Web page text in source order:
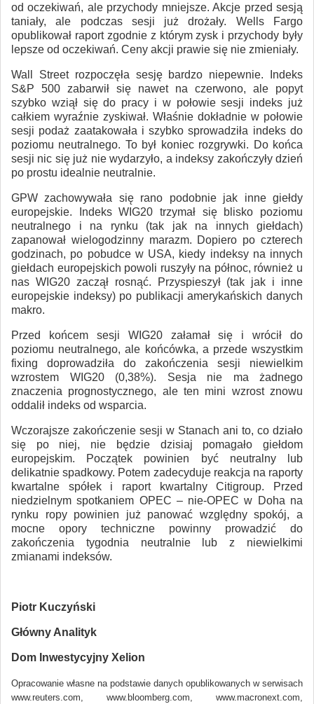
od oczekiwań, ale przychody mniejsze. Akcje przed sesją
taniały, ale podczas sesji już drożały. Wells Fargo
opublikował raport zgodnie z którym zysk i przychody były
lepsze od oczekiwań. Ceny akcji prawie się nie zmieniały.
Wall Street rozpoczęła sesję bardzo niepewnie. Indeks
S&P 500 zabarwił się nawet na czerwono, ale popyt
szybko wziął się do pracy i w połowie sesji indeks już
całkiem wyraźnie zyskiwał. Właśnie dokładnie w połowie
sesji podaż zaatakowała i szybko sprowadziła indeks do
poziomu neutralnego. To był koniec rozgrywki. Do końca
sesji nic się już nie wydarzyło, a indeksy zakończyły dzień
po prostu idealnie neutralnie.
GPW zachowywała się rano podobnie jak inne giełdy
europejskie. Indeks WIG20 trzymał się blisko poziomu
neutralnego i na rynku (tak jak na innych giełdach)
zapanował wielogodzinny marazm. Dopiero po czterech
godzinach, po pobudce w USA, kiedy indeksy na innych
giełdach europejskich powoli ruszyły na północ, również u
nas WIG20 zaczął rosnąć. Przyspieszył (tak jak i inne
europejskie indeksy) po publikacji amerykańskich danych
makro.
Przed końcem sesji WIG20 załamał się i wrócił do
poziomu neutralnego, ale końcówka, a przede wszystkim
fixing doprowadziła do zakończenia sesji niewielkim
wzrostem WIG20 (0,38%). Sesja nie ma żadnego
znaczenia prognostycznego, ale ten mini wzrost znowu
oddalił indeks od wsparcia.
Wczorajsze zakończenie sesji w Stanach ani to, co działo
się po niej, nie będzie dzisiaj pomagało giełdom
europejskim. Początek powinien być neutralny lub
delikatnie spadkowy. Potem zadecyduje reakcja na raporty
kwartalne spółek i raport kwartalny Citigroup. Przed
niedzielnym spotkaniem OPEC – nie-OPEC w Doha na
rynku ropy powinien już panować względny spokój, a
mocne opory techniczne powinny prowadzić do
zakończenia tygodnia neutralnie lub z niewielkimi
zmianami indeksów.
Piotr Kuczyński
Główny Analityk
Dom Inwestycyjny Xelion
Opracowanie własne na podstawie danych opublikowanych w serwisach
www.reuters.com, www.bloomberg.com, www.macronext.com,